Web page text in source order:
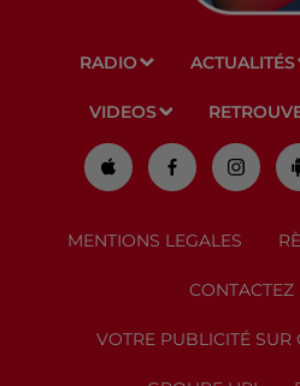
RADIO ACTUALITÉS
VIDEOS
MENTIONS LEGALES
CONTACTEZ
VOTRE PUBLICITÉ SUR